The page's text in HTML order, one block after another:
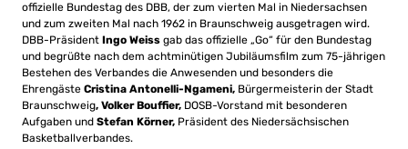
offizielle Bundestag des DBB, der zum vierten Mal in Niedersachsen
und zum zweiten Mal nach 1962 in Braunschweig ausgetragen wird.
DBB-Präsident Ingo Weiss gab das offizielle „Go“ für den Bundestag
und begrüßte nach dem achtminütigen Jubiläumsfilm zum 75-jährigen
Bestehen des Verbandes die Anwesenden und besonders die
Ehrengäste Cristina Antonelli-Ngameni, Bürgermeisterin der Stadt
Braunschweig, Volker Bouffier, DOSB-Vorstand mit besonderen
Aufgaben und Stefan Körner, Präsident des Niedersächsischen
Basketballverbandes.